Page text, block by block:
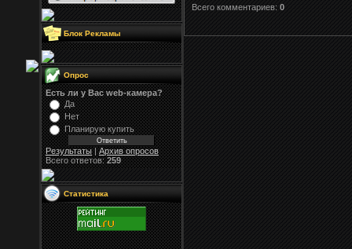
Блок Рекламы
Опрос
Есть ли у Вас web-камера?
Да
Нет
Планирую купить
Результаты|Архив опросов
Всего ответов:259
Статистика
Всего комментариев: 0